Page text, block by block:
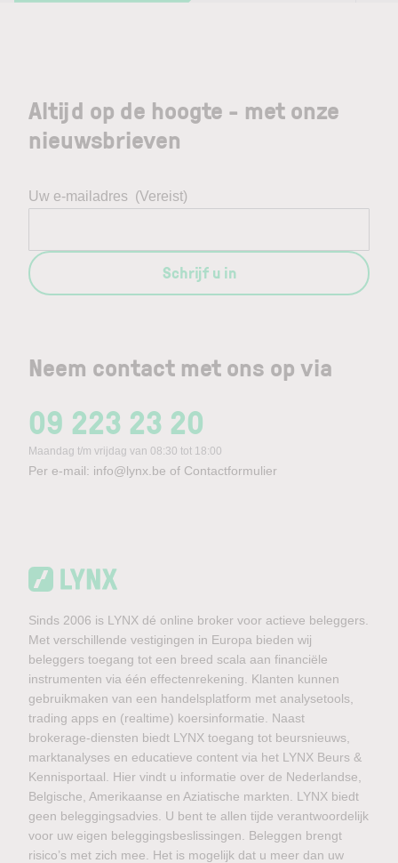
Neem contact met ons op via
09 223 23 20
Maandag t/m vrijdag van 08:30 tot 18:00
Per e-mail: info@lynx.be of Contactformulier
Altijd op de hoogte - met onze
nieuwsbrieven
Uw e-mailadres (Vereist)
Schrijf u in
Sinds 2006 is LYNX dé online broker voor actieve beleggers.
Met verschillende vestigingen in Europa bieden wij
beleggers toegang tot een breed scala aan financiële
instrumenten via één effectenrekening. Klanten kunnen
gebruikmaken van een handelsplatform met analysetools,
trading apps en (realtime) koersinformatie. Naast
brokerage-diensten biedt LYNX toegang tot beursnieuws,
marktanalyses en educatieve content via het LYNX Beurs &
Kennisportaal. Hier vindt u informatie over de Nederlandse,
Belgische, Amerikaanse en Aziatische markten. LYNX biedt
geen beleggingsadvies. U bent te allen tijde verantwoordelijk
voor uw eigen beleggingsbeslissingen. Beleggen brengt
risico’s met zich mee. Het is mogelijk dat u meer dan uw